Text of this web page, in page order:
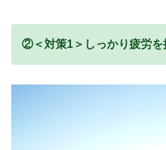
②＜対策1＞しっかり疲労を